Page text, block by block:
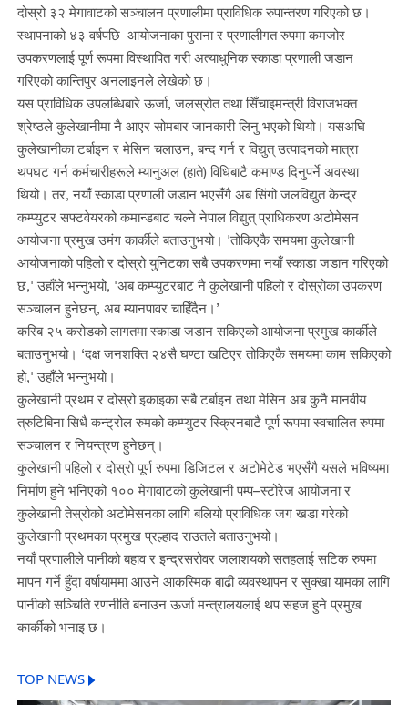
दोस्रो ३२ मेगावाटको सञ्चालन प्रणालीमा प्राविधिक रुपान्तरण गरिएको छ।
स्थापनाको ४३ वर्षपछि आयोजनाका पुराना र प्रणालीगत रुपमा कमजोर
उपकरणलाई पूर्ण रूपमा विस्थापित गरी अत्याधुनिक स्काडा प्रणाली जडान
गरिएको कान्तिपुर अनलाइनले लेखेको छ।
यस प्राविधिक उपलब्धिबारे ऊर्जा, जलस्रोत तथा सिँचाइमन्त्री विराजभक्त
श्रेष्ठले कुलेखानीमा नै आएर सोमबार जानकारी लिनु भएको थियो। यसअघि
कुलेखानीका टर्बाइन र मेसिन चलाउन, बन्द गर्न र विद्युत् उत्पादनको मात्रा
थपघट गर्न कर्मचारीहरूले म्यानुअल (हाते) विधिबाटै कमाण्ड दिनुपर्ने अवस्था
थियो। तर, नयाँ स्काडा प्रणाली जडान भएसँगै अब सिंगो जलविद्युत केन्द्र
कम्प्युटर सफ्टवेयरको कमान्डबाट चल्ने नेपाल विद्युत् प्राधिकरण अटोमेसन
आयोजना प्रमुख उमंग कार्कीले बताउनुभयो। 'तोकिएकै समयमा कुलेखानी
आयोजनाको पहिलो र दोस्रो युनिटका सबै उपकरणमा नयाँ स्काडा जडान गरिएको
छ,' उहाँले भन्नुभयो, 'अब कम्प्युटरबाट नै कुलेखानी पहिलो र दोस्रोका उपकरण
सञ्चालन हुनेछन्, अब म्यानपावर चाहिँदैन।’
करिब २५ करोडको लागतमा स्काडा जडान सकिएको आयोजना प्रमुख कार्कीले
बताउनुभयो। ‘दक्ष जनशक्ति २४सै घण्टा खटिएर तोकिएकै समयमा काम सकिएको
हो,' उहाँले भन्नुभयो।
कुलेखानी प्रथम र दोस्रो इकाइका सबै टर्बाइन तथा मेसिन अब कुनै मानवीय
त्रुटिबिना सिधै कन्ट्रोल रुमको कम्प्युटर स्क्रिनबाटै पूर्ण रूपमा स्वचालित रुपमा
सञ्चालन र नियन्त्रण हुनेछन्।
कुलेखानी पहिलो र दोस्रो पूर्ण रुपमा डिजिटल र अटोमेटेड भएसँगै यसले भविष्यमा
निर्माण हुने भनिएको १०० मेगावाटको कुलेखानी पम्प–स्टोरेज आयोजना र
कुलेखानी तेस्रोको अटोमेसनका लागि बलियो प्राविधिक जग खडा गरेको
कुलेखानी प्रथमका प्रमुख प्रल्हाद राउतले बताउनुभयो।
नयाँ प्रणालीले पानीको बहाव र इन्द्रसरोवर जलाशयको सतहलाई सटिक रुपमा
मापन गर्ने हुँदा वर्षायाममा आउने आकस्मिक बाढी व्यवस्थापन र सुक्खा यामका लागि
पानीको सञ्चिति रणनीति बनाउन ऊर्जा मन्त्रालयलाई थप सहज हुने प्रमुख
कार्कीको भनाइ छ।
TOP NEWS